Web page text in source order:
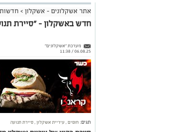
אתר אשקלונים - אשקלון >
חדש באשקלון - "סיירת
מערכת "אשקלונים"
06.08.25 / 11:38
תגים: חופים, עיריית אשקלון, סיירת תנועה